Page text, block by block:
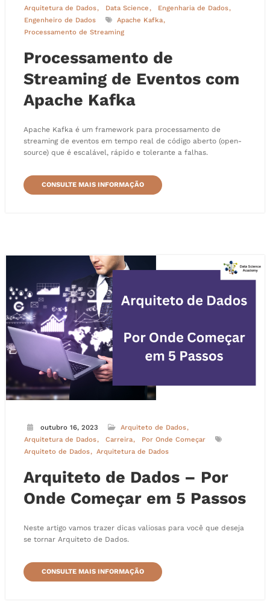
Arquitetura de Dados Data Science
Engenharia de Dados
Engenheiro de Dados
Apache Kafka
Processamento de Streaming
Processamento de
Streaming de Eventos com
Apache Kafka
Apache Kafka é um framework para processamento de
streaming de eventos em tempo real de código aberto (open-
source) que é escalável, rápido e tolerante a falhas.
CONSULTE MAIS INFORMAÇÃO
outubro 16, 2023
Arquiteto de Dados
Arquitetura de Dados
Carreira
Por Onde Começar
Arquiteto de Dados
Arquitetura de Dados
Arquiteto de Dados – Por
Onde Começar em 5 Passos
Neste artigo vamos trazer dicas valiosas para você que deseja
se tornar Arquiteto de Dados.
CONSULTE MAIS INFORMAÇÃO